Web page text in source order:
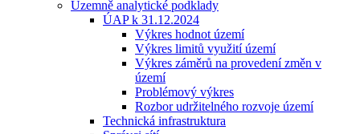
Územně analytické podklady
ÚAP k 31.12.2024
Výkres hodnot území
Výkres limitů využití území
Výkres záměrů na provedení změn v
území
Problémový výkres
Rozbor udržitelného rozvoje území
Technická infrastruktura